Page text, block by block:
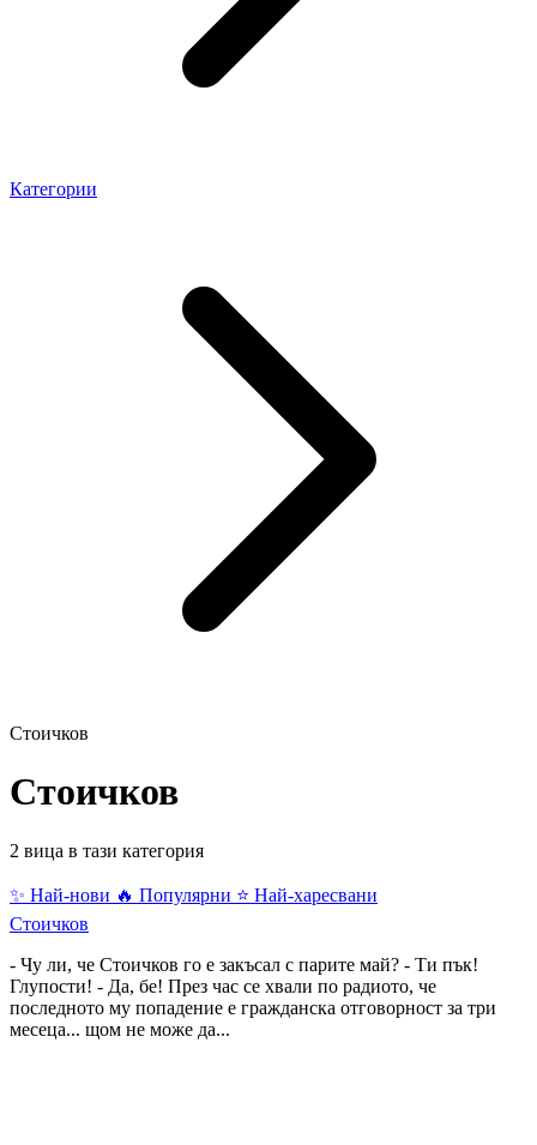
Категории
Стоичков
Стоичков
2 вица в тази категория
✨ Най-нови 🔥 Популярни ⭐ Най-харесвани
Стоичков
- Чу ли, че Стоичков го е закъсал с парите май? - Ти пък!
Глупости! - Да, бе! През час се хвали по радиото, че
последното му попадение е гражданска отговорност за три
месеца... щом не може да...